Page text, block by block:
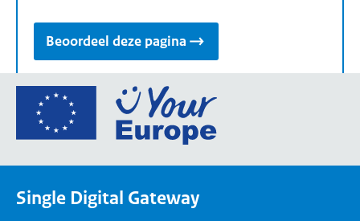
Beoordeel deze pagina
Ga
de
Single Digital Gateway